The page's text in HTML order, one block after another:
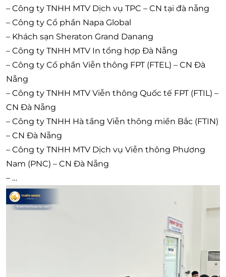
– Công ty TNHH MTV Dịch vụ TPC – CN tại đà nẵng
– Công ty Cổ phần Napa Global
– Khách sạn Sheraton Grand Danang
– Công ty TNHH MTV In tổng hợp Đà Nẵng
– Công ty Cổ phần Viễn thông FPT (FTEL) – CN Đà
Nẵng
– Công ty TNHH MTV Viễn thông Quốc tế FPT (FTIL) –
CN Đà Nẵng
– Công ty TNHH Hà tầng Viễn thông miền Bắc (FTIN)
– CN Đà Nẵng
– Công ty TNHH MTV Dịch vụ Viễn thông Phương
Nam (PNC) – CN Đà Nẵng
– …